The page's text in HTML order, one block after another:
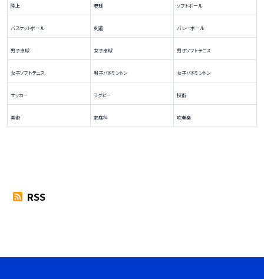
陸上 野球 ソフトボール
バスケットボール 剣道 バレーボール
男子卓球 女子卓球 男子ソフトテニス
女子ソフトテニス 男子バドミントン 女子バドミントン
サッカー ラグビー 技術
美術 家庭科 吹奏楽
RSS